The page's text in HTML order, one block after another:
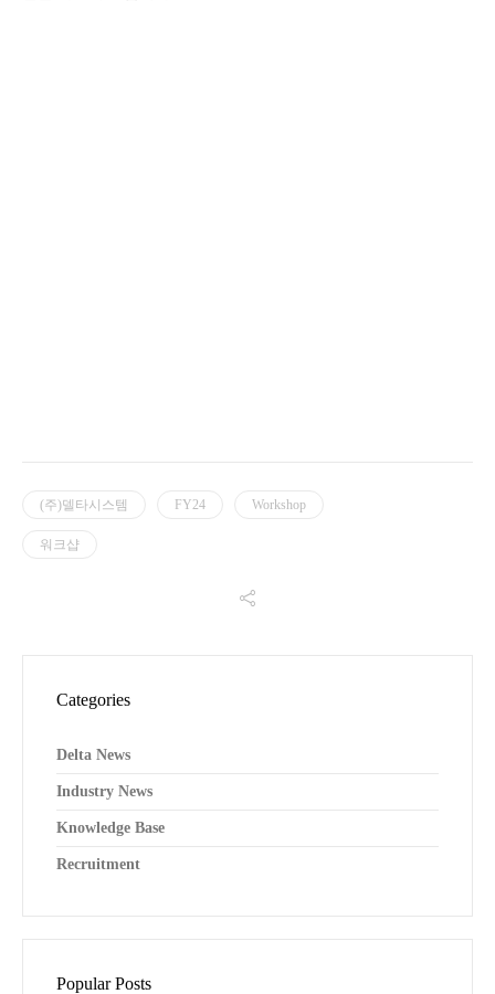
(주)델타시스템 FY24 Workshop
워크샵
Categories
Delta News
Industry News
Knowledge Base
Recruitment
Popular Posts